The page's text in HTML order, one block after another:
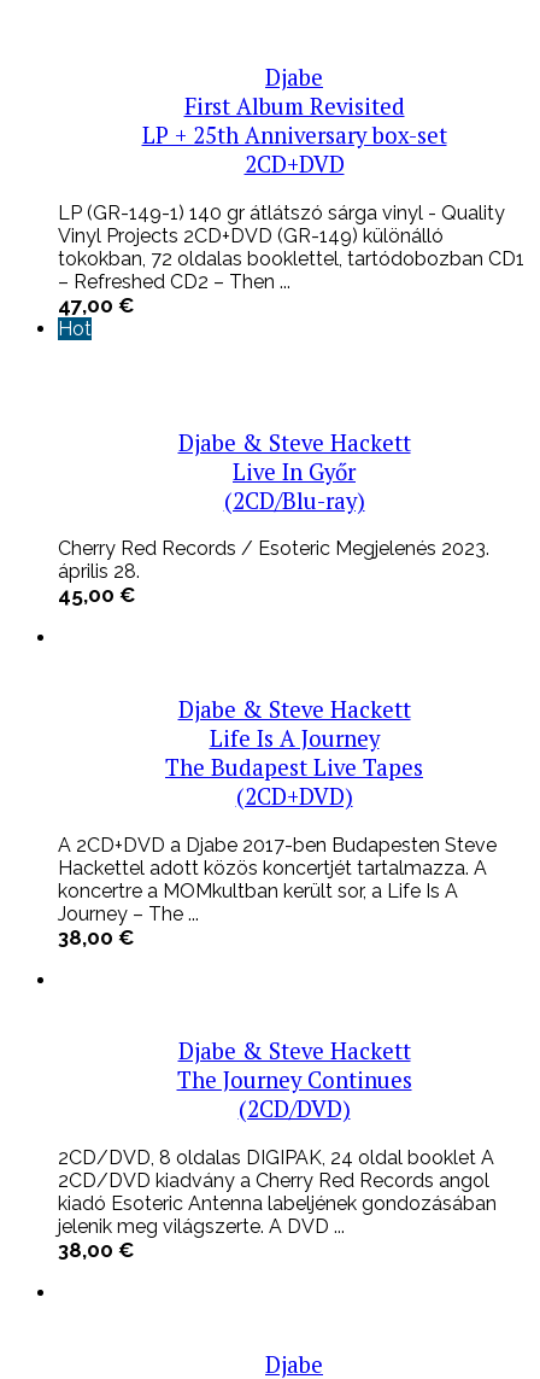
Djabe
First Album Revisited
LP + 25th Anniversary box-set
2CD+DVD
LP (GR-149-1) 140 gr átlátszó sárga vinyl - Quality
Vinyl Projects 2CD+DVD (GR-149) különálló
tokokban, 72 oldalas booklettel, tartódobozban CD1
– Refreshed CD2 – Then ...
47,00 €
Hot
Djabe & Steve Hackett
Live In Győr
(2CD/Blu-ray)
Cherry Red Records / Esoteric Megjelenés 2023.
április 28.
45,00 €
Djabe & Steve Hackett
Life Is A Journey
The Budapest Live Tapes
(2CD+DVD)
A 2CD+DVD a Djabe 2017-ben Budapesten Steve
Hackettel adott közös koncertjét tartalmazza. A
koncertre a MOMkultban került sor, a Life Is A
Journey – The ...
38,00 €
Djabe & Steve Hackett
The Journey Continues
(2CD/DVD)
2CD/DVD, 8 oldalas DIGIPAK, 24 oldal booklet A
2CD/DVD kiadvány a Cherry Red Records angol
kiadó Esoteric Antenna labeljének gondozásában
jelenik meg világszerte. A DVD ...
38,00 €
Djabe